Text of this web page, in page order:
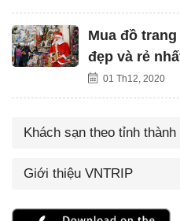
Mua đồ
đẹp và rẻ
01 Th12, 2020
Khách sạn theo tỉnh thành
Giới thiệu VNTRIP